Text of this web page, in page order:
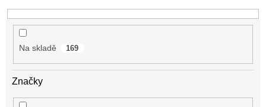
k
t
Na skladě 169
Značky